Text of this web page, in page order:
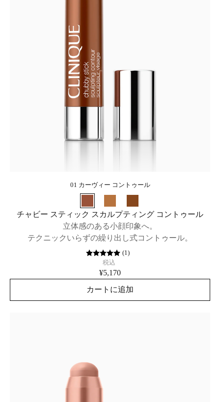
01 カーヴィー コントゥール
チャビー スティック スカルプティング コントゥール
立体感のある小顔印象へ。
テクニックいらずの繰り出し式コントゥール。
(1)
税込
¥5,170
カートに追加